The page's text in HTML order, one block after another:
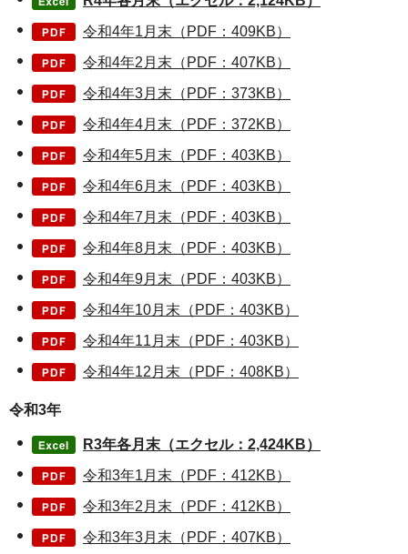
令和4年1月末（PDF：409KB）
令和4年2月末（PDF：407KB）
令和4年3月末（PDF：373KB）
令和4年4月末（PDF：372KB）
令和4年5月末（PDF：403KB）
令和4年6月末（PDF：403KB）
令和4年7月末（PDF：403KB）
令和4年8月末（PDF：403KB）
令和4年9月末（PDF：403KB）
令和4年10月末（PDF：403KB）
令和4年11月末（PDF：403KB）
令和4年12月末（PDF：408KB）
令和3年
R3年各月末（エクセル：2,424KB）
令和3年1月末（PDF：412KB）
令和3年2月末（PDF：412KB）
令和3年3月末（PDF：407KB）